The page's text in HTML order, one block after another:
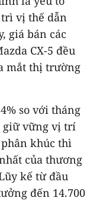
vị thế dẫn
giá bán các
CX-5 đều
mắt thị trường
so với tháng
giữ vững vị trí
khúc thì
của thương
kế từ đầu
đến 14.700